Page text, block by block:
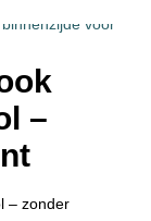
–
– zonder